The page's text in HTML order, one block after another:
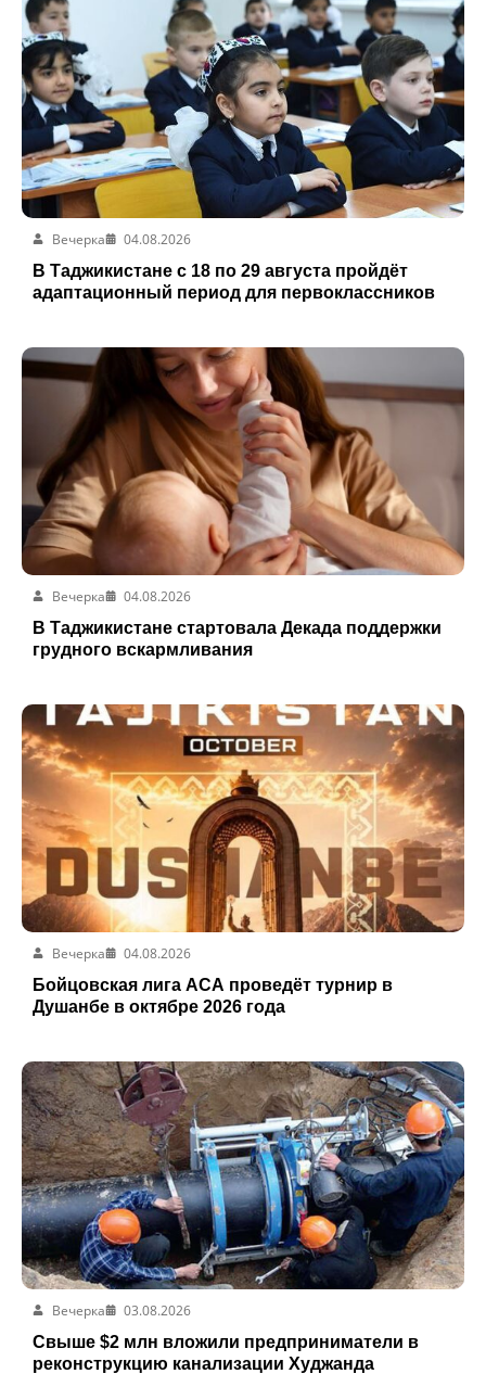
Вечерка
04.08.2026
В Таджикистане с 18 по 29 августа пройдёт
адаптационный период для первоклассников
Вечерка
04.08.2026
В Таджикистане стартовала Декада поддержки
грудного вскармливания
Вечерка
04.08.2026
Бойцовская лига ACA проведёт турнир в
Душанбе в октябре 2026 года
Вечерка
03.08.2026
Свыше $2 млн вложили предприниматели в
реконструкцию канализации Худжанда